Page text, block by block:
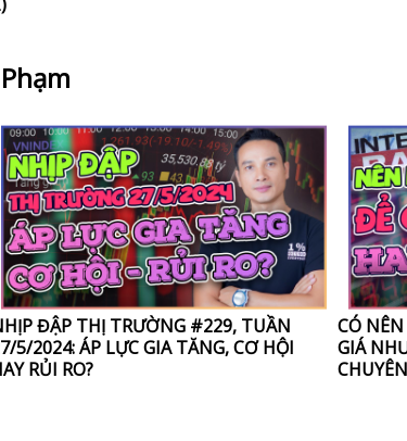
ĐẬP THỊ TRƯỜNG #229, TUẦN
5/2024: ÁP LỰC GIA TĂNG, CƠ HỘI
RỦI RO?
CÓ
GIÁ